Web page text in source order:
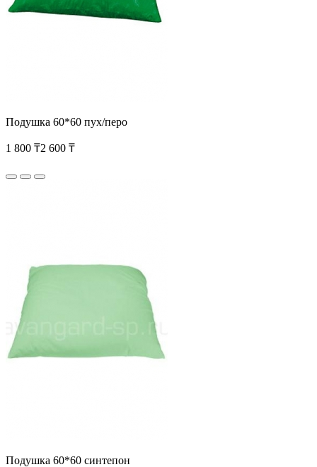
Подушка 60*60 пух/перо
1 800 ₸2 600 ₸
Подушка 60*60 синтепон